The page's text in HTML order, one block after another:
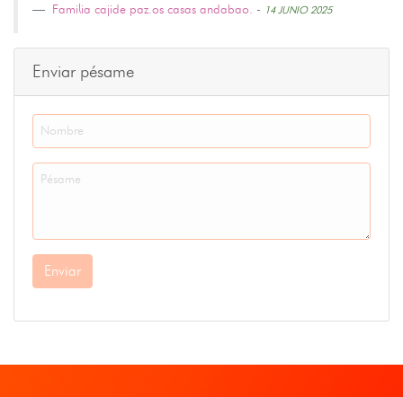
Familia cajide paz.os casas andabao. - 14 JUNIO 2025
Enviar pésame
Enviar